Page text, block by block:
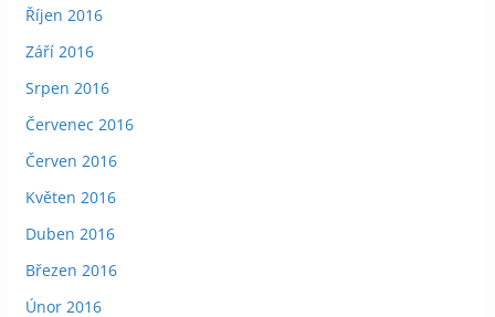
Říjen 2016
Září 2016
Srpen 2016
Červenec 2016
Červen 2016
Květen 2016
Duben 2016
Březen 2016
Únor 2016